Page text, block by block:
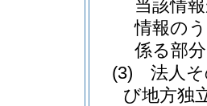
当該情
情報の
係る部分
(3)
法人
び地方独